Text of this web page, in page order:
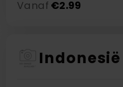
Vanaf €2.99
Indonesië